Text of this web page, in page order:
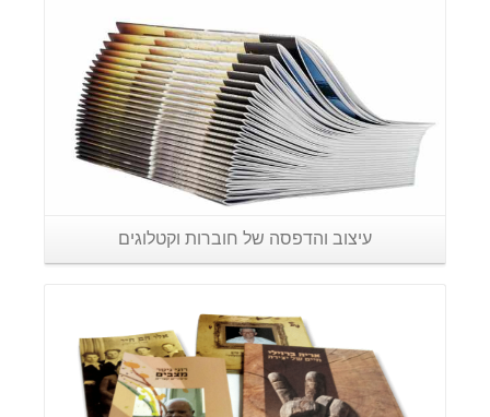
עיצוב והדפסה של חוברות וקטלוגים